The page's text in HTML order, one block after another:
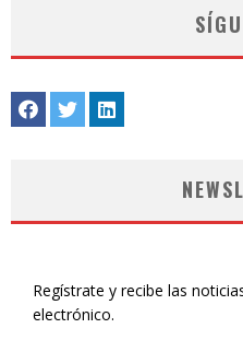
Regístrate y recibe las
electrónico.